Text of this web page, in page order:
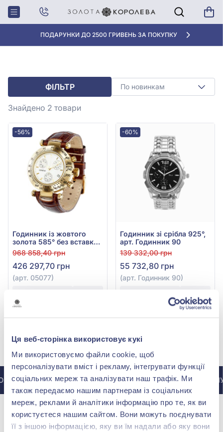
Ця веб-сторінка використовує кукі
Ми використовуємо файли cookie, щоб
персоналізувати вміст і рекламу, інтегрувати функції
соціальних мереж та аналізувати наш трафік. Ми
також передаємо нашим партнерам із соціальних
мереж, реклами й аналітики інформацію про те, як ви
користуєтеся нашим сайтом. Вони можуть поєднувати
її з іншою інформацією, яку ви їм надали або яку вони
ПОДАРУНКИ ДО 2500 ГРИВЕНЬ ЗА ПОКУПКУ
Головна Годинники
ГОДИННИКИ
ФІЛЬТР По новинкам
Знайдено 2 товари
-56%
Годинник із жовтого
золота 585° без вставки,
арт. 05077
968 858,40 грн
426 297,70 грн
(арт. 05077)
-60%
Годинник зі срібла 925°,
арт. Годинник 90
139 332,00 грн
55 732,80 грн
(арт. Годинник 90)
МИ У INSTAGRAM
@ZOLOTAKOROLEVA ДО ІНСТАГРАМУ